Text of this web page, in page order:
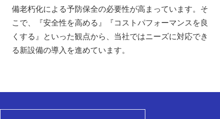
備老朽化による予防保全の必要性が高まっています。そ
こで、『安全性を高める』『コストパフォーマンスを良
くする』といった観点から、当社ではニーズに対応でき
る新設備の導入を進めています。